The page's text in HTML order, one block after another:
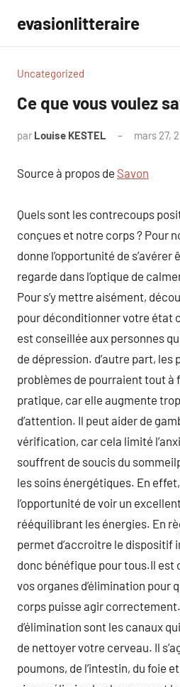
contenu
evasionlitteraire
Uncategorized
Ce que vous voulez
par Louise KESTEL mars 27,
Source à propos de Savon
Quels sont les contrecoups
conçues et notre corps ? Pour
donne l’opportunité de
regarde dans l’optique de
Pour s’y mettre aisément,
pour déconditionner votre état
est conseillée aux personnes
de dépression. d’autre part, les
problèmes de pourraient tout à
pratique, car elle augmente
d’attention. Il peut aider de
vérification, car cela limité
souffrent de soucis du
les soins énergétiques. En
l’opportunité de voir un
rééquilibrant les énergies. En
permet d’accroitre le dispositif
donc bénéfique pour tous.Il
vos organes d’élimination pour
corps puisse agir
d’élimination sont les canaux
de nettoyer votre cerveau. Il
poumons, de l’intestin, du foie